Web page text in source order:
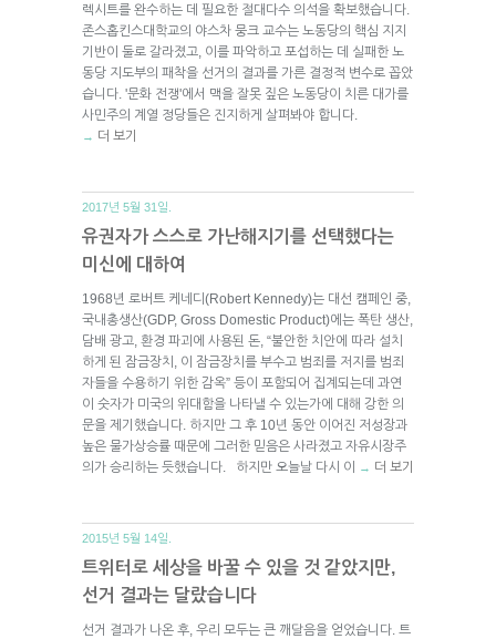
렉시트를 완수하는 데 필요한 절대다수 의석을 확보했습니다.
존스홉킨스대학교의 야스차 뭉크 교수는 노동당의 핵심 지지
기반이 둘로 갈라졌고, 이를 파악하고 포섭하는 데 실패한 노
동당 지도부의 패착을 선거의 결과를 가른 결정적 변수로 꼽았
습니다. '문화 전쟁'에서 맥을 잘못 짚은 노동당이 치른 대가를
사민주의 계열 정당들은 진지하게 살펴봐야 합니다.
→ 더 보기
2017년 5월 31일.
유권자가 스스로 가난해지기를 선택했다는
미신에 대하여
1968년 로버트 케네디(Robert Kennedy)는 대선 캠페인 중,
국내총생산(GDP, Gross Domestic Product)에는 폭탄 생산,
담배 광고, 환경 파괴에 사용된 돈, “불안한 치안에 따라 설치
하게 된 잠금장치, 이 잠금장치를 부수고 범죄를 저지를 범죄
자들을 수용하기 위한 감옥” 등이 포함되어 집계되는데 과연
이 숫자가 미국의 위대함을 나타낼 수 있는가에 대해 강한 의
문을 제기했습니다. 하지만 그 후 10년 동안 이어진 저성장과
높은 물가상승률 때문에 그러한 믿음은 사라졌고 자유시장주
의가 승리하는 듯했습니다. 하지만 오늘날 다시 이
→ 더 보기
2015년 5월 14일.
트위터로 세상을 바꿀 수 있을 것 같았지만,
선거 결과는 달랐습니다
선거 결과가 나온 후, 우리 모두는 큰 깨달음을 얻었습니다. 트